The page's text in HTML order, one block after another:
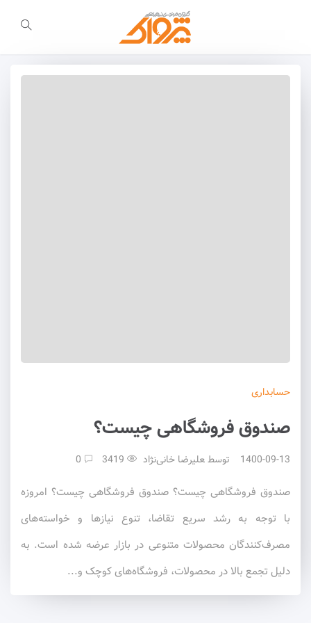
حسابداری
صندوق فروشگاهی چیست؟
1400-09-13 توسط علیرضا خانی‌نژاد
صندوق فروشگاهی چیست؟ صندوق فروشگاهی چیست؟ امروزه
با توجه به رشد سریع تقاضا، تنوع نیازها و خواسته‌های
مصرف‌کنندگان محصولات متنوعی در بازار عرضه شده است. به
دلیل تجمع بالا در محصولات، فروشگاه‌های کوچک و...